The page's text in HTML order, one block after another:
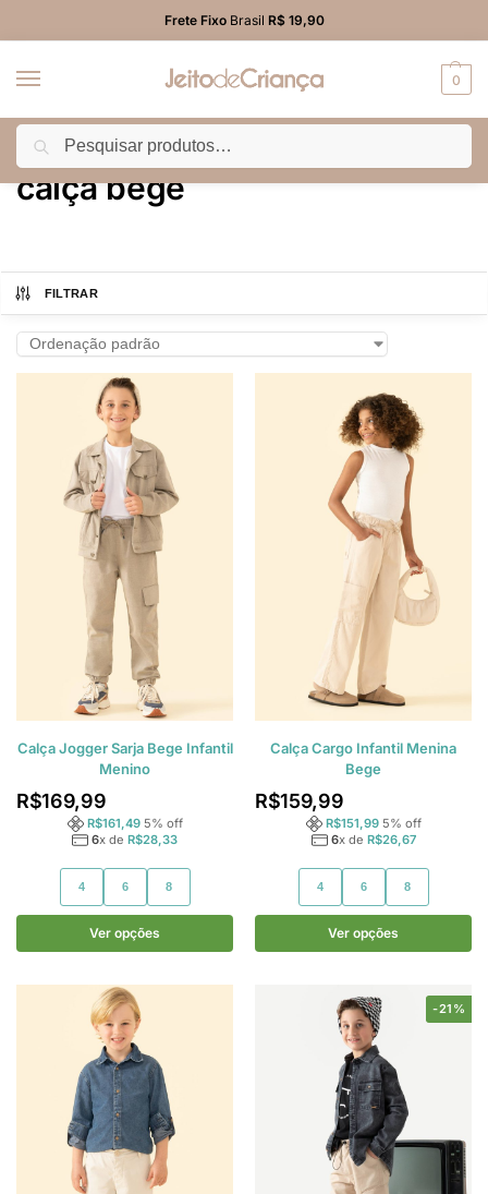
Frete FixoBrasil R$ 19,90
0
Início Produtos marcados com a tag “calça bege”
calça bege
FILTRAR
Calça Jogger Sarja Bege Infantil
Menino
R$169,99
R$161,49 5% off
6x de R$28,33
4 6 8
Ver opções
Calça Cargo Infantil Menina
Bege
R$159,99
R$151,99 5% off
6x de R$26,67
4 6 8
Ver opções
-21%